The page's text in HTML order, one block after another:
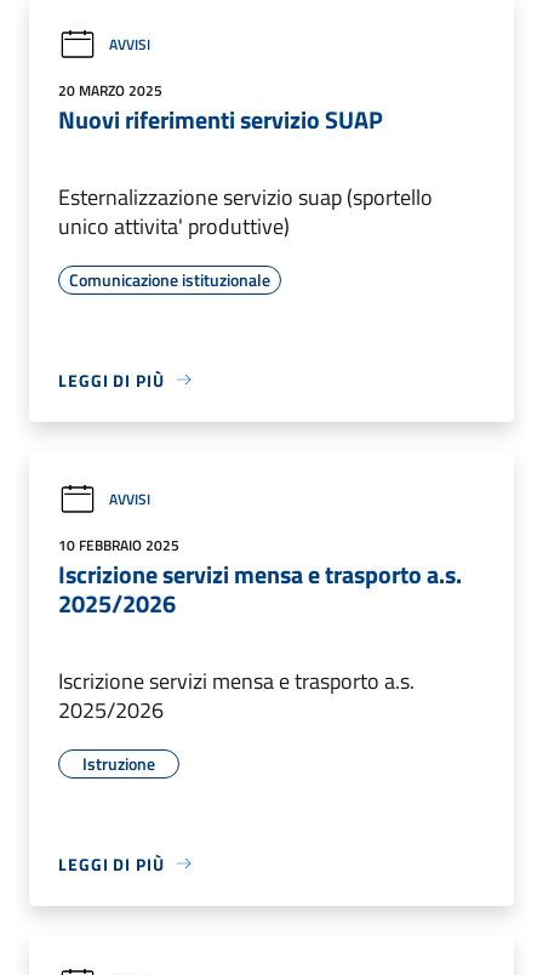
AVVISI
20 MARZO 2025
Nuovi riferimenti servizio SUAP
Esternalizzazione servizio suap (sportello
unico attivita' produttive)
Comunicazione istituzionale
LEGGI DI PIÙ
AVVISI
10 FEBBRAIO 2025
Iscrizione servizi mensa e trasporto a.s.
2025/2026
Iscrizione servizi mensa e trasporto a.s.
2025/2026
Istruzione
LEGGI DI PIÙ